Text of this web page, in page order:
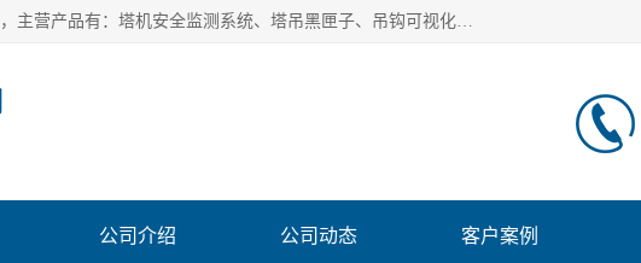
安徽赛芙智能科技有限公司是一家主营智慧化工地解决方案的企业，主营产品有：塔机安全监测系统、塔吊黑匣子、吊钩可视化、吊钩可视化系统、塔机安全监控系统、塔机黑匣子等。创建至今始终关注用户需求，为用户提供有的产品和服务。
公司介绍 公司动态 客户案例